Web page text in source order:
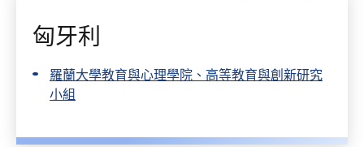
匈牙利
羅蘭大學教育與心理學院、高等教育與創新研究
小組